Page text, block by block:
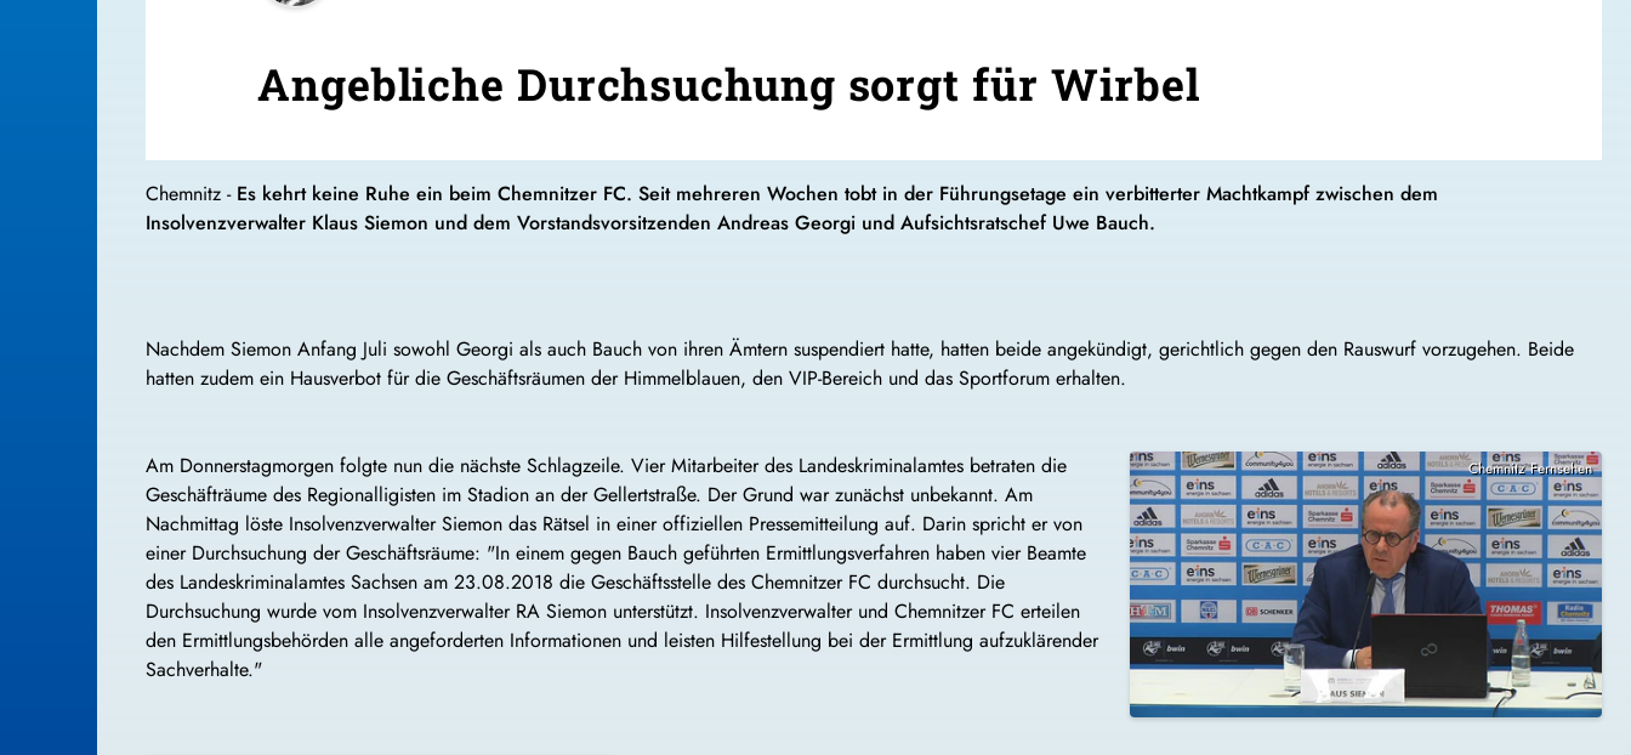
Angebliche Durchsuchung sorgt für Wirbel
Chemnitz - Es kehrt keine Ruhe ein beim Chemnitzer FC. Seit mehreren Wochen tobt in der Führungsetage ein verbitterter Machtkampf zwischen dem
Insolvenzverwalter Klaus Siemon und dem Vorstandsvorsitzenden Andreas Georgi und Aufsichtsratschef Uwe Bauch.
Nachdem Siemon Anfang Juli sowohl Georgi als auch Bauch von ihren Ämtern suspendiert hatte, hatten beide angekündigt, gerichtlich gegen den Rauswurf vorzugehen. Beide
hatten zudem ein Hausverbot für die Geschäftsräumen der Himmelblauen, den VIP-Bereich und das Sportforum erhalten.
Am Donnerstagmorgen folgte nun die nächste Schlagzeile. Vier Mitarbeiter des Landeskriminalamtes betraten die
Geschäfträume des Regionalligisten im Stadion an der Gellertstraße. Der Grund war zunächst unbekannt. Am
Nachmittag löste Insolvenzverwalter Siemon das Rätsel in einer offiziellen Pressemitteilung auf. Darin spricht er von
einer Durchsuchung der Geschäftsräume: "In einem gegen Bauch geführten Ermittlungsverfahren haben vier Beamte
des Landeskriminalamtes Sachsen am 23.08.2018 die Geschäftsstelle des Chemnitzer FC durchsucht. Die
Durchsuchung wurde vom Insolvenzverwalter RA Siemon unterstützt. Insolvenzverwalter und Chemnitzer FC erteilen
den Ermittlungsbehörden alle angeforderten Informationen und leisten Hilfestellung bei der Ermittlung aufzuklärender
Sachverhalte."
Chemnitz Fernsehen